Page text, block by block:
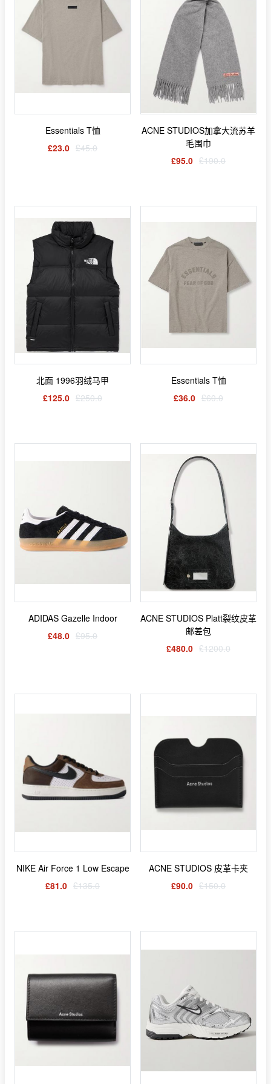
Essentials T恤
£23.0 £45.0
ACNE STUDIOS加拿大流苏羊
毛围巾
£95.0 £190.0
北面 1996羽绒马甲
£125.0 £250.0
Essentials T恤
£36.0 £60.0
ADIDAS Gazelle Indoor
£48.0 £95.0
ACNE STUDIOS Platt裂纹皮革
邮差包
£480.0 £1200.0
NIKE Air Force 1 Low Escape
£81.0 £135.0
ACNE STUDIOS 皮革卡夹
£90.0 £150.0